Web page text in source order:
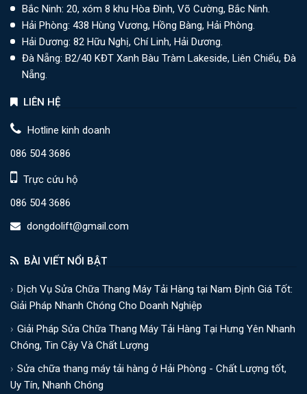
Bắc Ninh: 20, xóm 8 khu Hòa Đình, Võ Cường, Bắc Ninh.
Hải Phòng: 438 Hùng Vương, Hồng Bàng, Hải Phòng.
Hải Dương: 82 Hữu Nghị, Chí Linh, Hải Dương.
Đà Nẵng: B2/40 KĐT Xanh Bàu Tràm Lakeside, Liên Chiểu, Đà
Nẵng.
LIÊN HỆ
Hotline kinh doanh
086 504 3686
Trực cứu hộ
086 504 3686
dongdolift@gmail.com
BÀI VIẾT NỔI BẬT
Dịch Vụ Sửa Chữa Thang Máy Tải Hàng tại Nam Định Giá Tốt:
Giải Pháp Nhanh Chóng Cho Doanh Nghiệp
Giải Pháp Sửa Chữa Thang Máy Tải Hàng Tại Hưng Yên Nhanh
Chóng, Tin Cậy Và Chất Lượng
Sửa chữa thang máy tải hàng ở Hải Phòng - Chất Lượng tốt,
Uy Tín, Nhanh Chóng